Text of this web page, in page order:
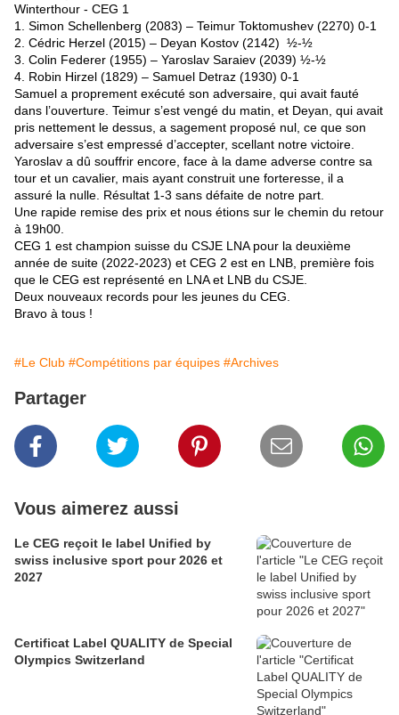
Winterthour - CEG 1
1. Simon Schellenberg (2083) – Teimur Toktomushev (2270) 0-1
2. Cédric Herzel (2015) – Deyan Kostov (2142) ½-½
3. Colin Federer (1955) – Yaroslav Saraiev (2039) ½-½
4. Robin Hirzel (1829) – Samuel Detraz (1930) 0-1
Samuel a proprement exécuté son adversaire, qui avait fauté
dans l’ouverture. Teimur s’est vengé du matin, et Deyan, qui avait
pris nettement le dessus, a sagement proposé nul, ce que son
adversaire s’est empressé d’accepter, scellant notre victoire.
Yaroslav a dû souffrir encore, face à la dame adverse contre sa
tour et un cavalier, mais ayant construit une forteresse, il a
assuré la nulle. Résultat 1-3 sans défaite de notre part.
Une rapide remise des prix et nous étions sur le chemin du retour
à 19h00.
CEG 1 est champion suisse du CSJE LNA pour la deuxième
année de suite (2022-2023) et CEG 2 est en LNB, première fois
que le CEG est représenté en LNA et LNB du CSJE.
Deux nouveaux records pour les jeunes du CEG.
Bravo à tous !
#Le Club #Compétitions par équipes #Archives
Partager
Vous aimerez aussi
Le CEG reçoit le label Unified by
swiss inclusive sport pour 2026 et
2027
Certificat Label QUALITY de Special
Olympics Switzerland